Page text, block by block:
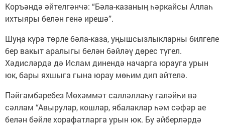
Коръәндә әйтелгәнчә: “Бәла-казаның һәркайсы Аллаһ
ихтыяры белән генә ирешә”.
Шуңа күрә төрле бәла-каза, уңышсызлыкларны билгеле
бер вакыт аралыгы белән бәйләү дөрес түгел.
Хәдисләрдә дә Ислам динендә начарга юрауга урын
юк, бары яхшыга гына юрау мөһим дип әйтелә.
Пәйгамбәребез Мөхәммәт салләллаһу галәйһи вә
сәллам “Авырулар, кошлар, ябалаклар һәм сәфәр ае
белән бәйле хорафатларга урын юк. Бу әйберләрдә